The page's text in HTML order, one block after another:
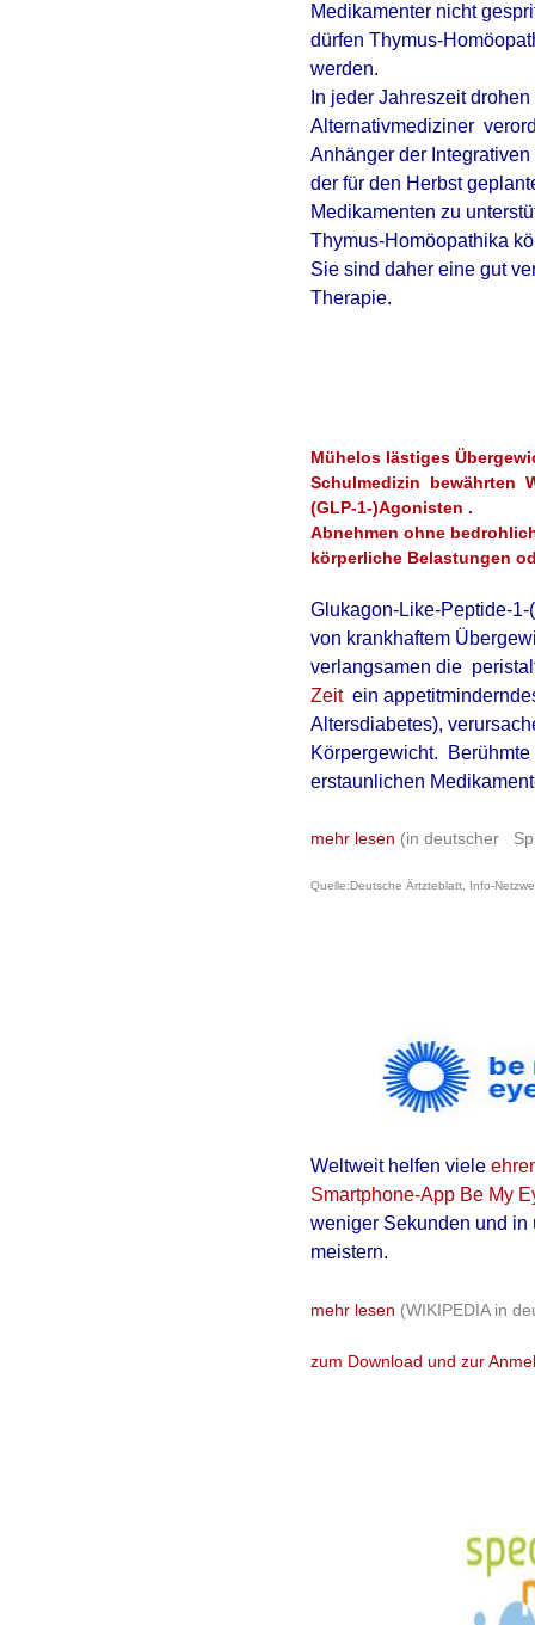
Medikamenter nicht
dürfen Thymus-
werden.
In jeder Jahreszeit
Alternativmediziner
Anhänger der
der für den Herbst
Medikamenten zu
Thymus-Homöopathika
Sie sind daher eine gut
Therapie.
Mühelos lästiges
Schulmedizin bewährten
(GLP-1-)Agonisten .
Abnehmen ohne
körperliche Belastungen
Glukagon-Like-Peptide-
von krankhaftem
verlangsamen die
Zeitein
Altersdiabetes),
Körpergewicht.
erstaunlichen
mehr lesen (in deutscher
Quelle:Deutsche Ärtzteblatt, Info-
Weltweit helfen viele
Smartphone-App Be My
weniger Sekunden und in
meistern.
mehr lesen (WIKIPEDIA in
zum Download und zur